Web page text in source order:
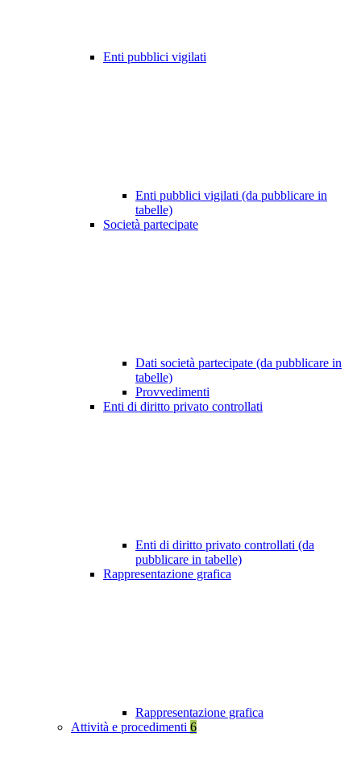
Enti pubblici vigilati
Enti pubblici vigilati (da pubblicare in
tabelle)
Società partecipate
Dati società partecipate (da pubblicare in
tabelle)
Provvedimenti
Enti di diritto privato controllati
Enti di diritto privato controllati (da
pubblicare in tabelle)
Rappresentazione grafica
Rappresentazione grafica
Attività e procedimenti 6